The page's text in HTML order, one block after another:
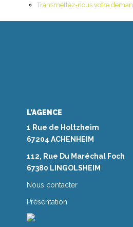
Transmettez-nous votre
L'AGENCE
1 Rue de Holtzheim
67204 ACHENHEIM
112, Rue Du Maréchal Foch
67380 LINGOLSHEIM
Nous contacter
Présentation